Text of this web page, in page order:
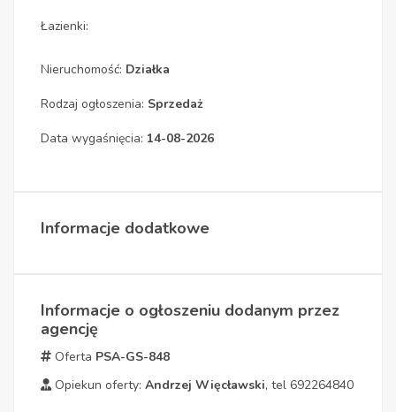
Łazienki:
Nieruchomość: Działka
Rodzaj ogłoszenia: Sprzedaż
Data wygaśnięcia: 14-08-2026
Informacje dodatkowe
Informacje o ogłoszeniu dodanym przez
agencję
Oferta PSA-GS-848
Opiekun oferty: Andrzej Więcławski, tel 692264840